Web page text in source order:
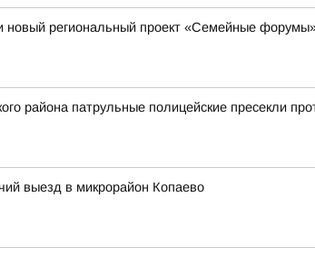
новый региональный проект «Семейные
района патрульные полицейские пресекли
выезд в микрорайон Копаево